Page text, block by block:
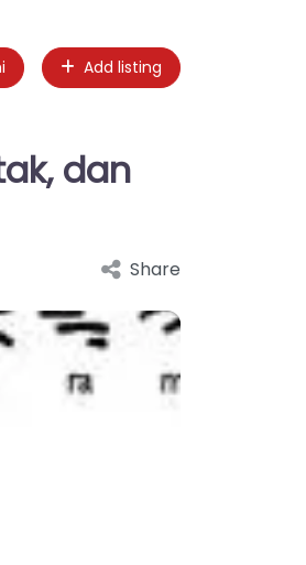
Add listing
dan
Share